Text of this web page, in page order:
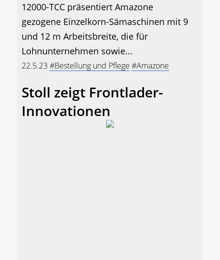
12000-TCC präsentiert Amazone
gezogene Einzelkorn-Sämaschinen mit 9
und 12 m Arbeitsbreite, die für
Lohnunternehmen sowie...
22.5.23 #Bestellung und Pflege #Amazone
Stoll zeigt Frontlader-
Innovationen